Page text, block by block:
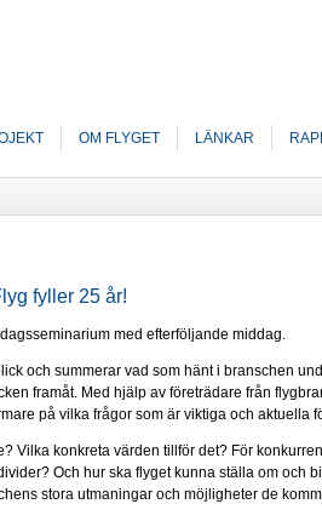
OM FLYGET LÄNKAR
fyller 25 år!
med efterföljande middag.
och summerar vad som hänt i branschen
framåt. Med hjälp av företrädare från
på vilka frågor som är viktiga och aktuella
Vilka konkreta värden tillför det? För
Och hur ska flyget kunna ställa om och
stora utmaningar och möjligheter de